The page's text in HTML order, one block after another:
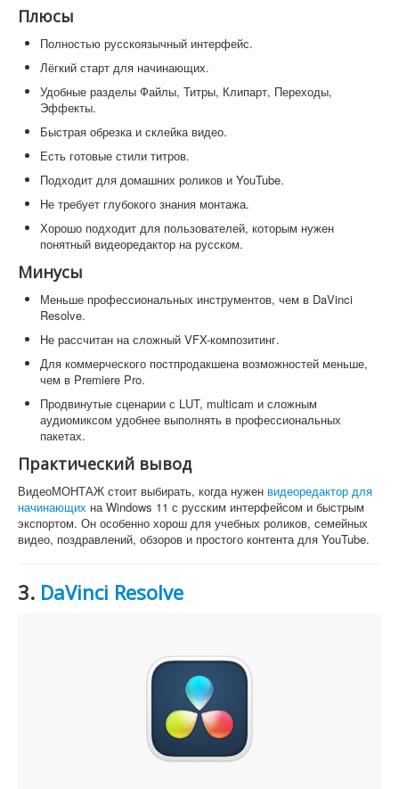
Плюсы
Полностью русскоязычный интерфейс.
Лёгкий старт для начинающих.
Удобные разделы Файлы, Титры, Клипарт, Переходы,
Эффекты.
Быстрая обрезка и склейка видео.
Есть готовые стили титров.
Подходит для домашних роликов и YouTube.
Не требует глубокого знания монтажа.
Хорошо подходит для пользователей, которым нужен
понятный видеоредактор на русском.
Минусы
Меньше профессиональных инструментов, чем в DaVinci
Resolve.
Не рассчитан на сложный VFX-композитинг.
Для коммерческого постпродакшена возможностей меньше,
чем в Premiere Pro.
Продвинутые сценарии с LUT, multicam и сложным
аудиомиксом удобнее выполнять в профессиональных
пакетах.
Практический вывод
ВидеоМОНТАЖ стоит выбирать, когда нужен видеоредактор для
начинающих на Windows 11 с русским интерфейсом и быстрым
экспортом. Он особенно хорош для учебных роликов, семейных
видео, поздравлений, обзоров и простого контента для YouTube.
3. DaVinci Resolve